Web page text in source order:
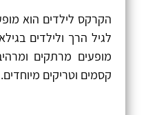
הקרקס לילדים הוא
לגיל הרך ולילדים
מופעים מרתקים
קסמים וטריקים